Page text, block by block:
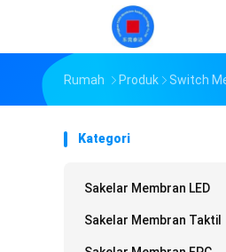
Rumah Produk Switch
Kategori
Sakelar Membran LED
Sakelar Membran Taktil